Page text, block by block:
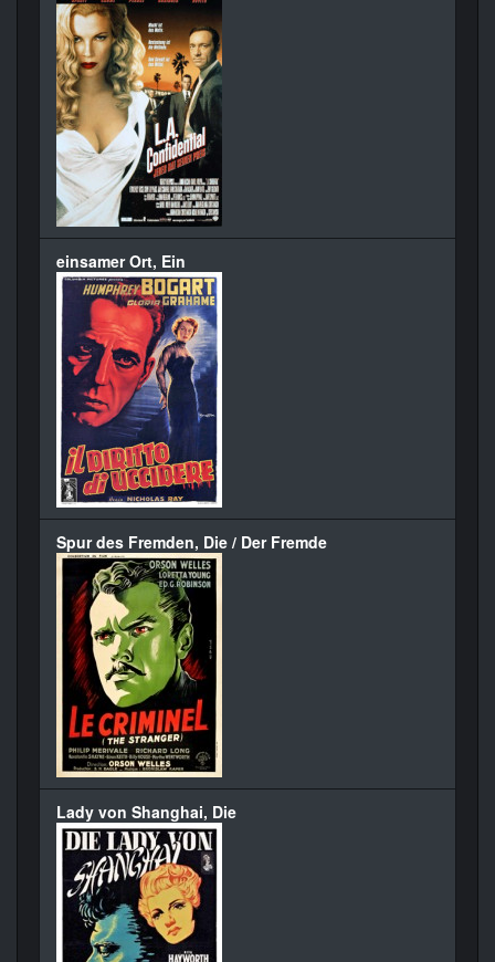
einsamer Ort, Ein
Spur des Fremden, Die / Der Fremde
Lady von Shanghai, Die